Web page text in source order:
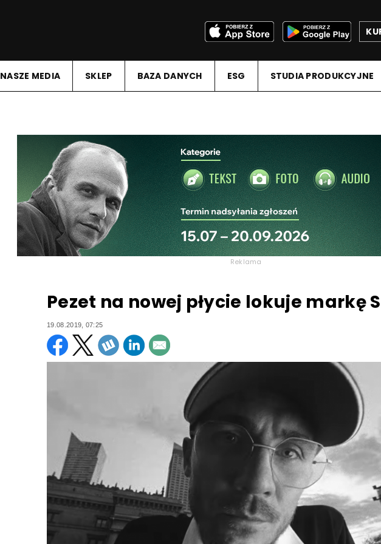
NASZE MEDIA SKLEP BAZA DANYCH ESG STUDIA PRODUKCYJNE
Reklama
Pezet na nowej płycie lokuje markę
19.08.2019, 07:25